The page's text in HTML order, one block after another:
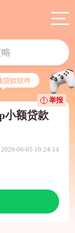
贷款软件
小额贷款
06-05 10:24:14
举报